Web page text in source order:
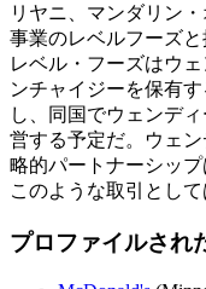
リヤニ、マンダリン
事業のレベルフーズ
レベル・フーズはウ
ンチャイジーを保有
し、同国でウェンデ
営する予定だ。ウェ
略的パートナーシッ
このような取引として
プロファイルされ